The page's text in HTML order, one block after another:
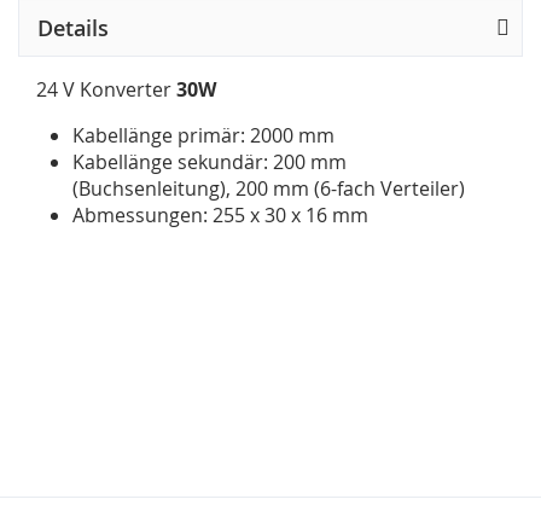
Details
24 V Konverter30W
Kabellänge primär: 2000 mm
Kabellänge sekundär: 200 mm
(Buchsenleitung), 200 mm (6-fach Verteiler)
Abmessungen: 255 x 30 x 16 mm